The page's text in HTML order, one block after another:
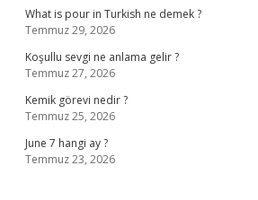
What is pour in Turkish ne demek ?
Temmuz 29, 2026
Koşullu sevgi ne anlama gelir ?
Temmuz 27, 2026
Kemik görevi nedir ?
Temmuz 25, 2026
June 7 hangi ay ?
Temmuz 23, 2026